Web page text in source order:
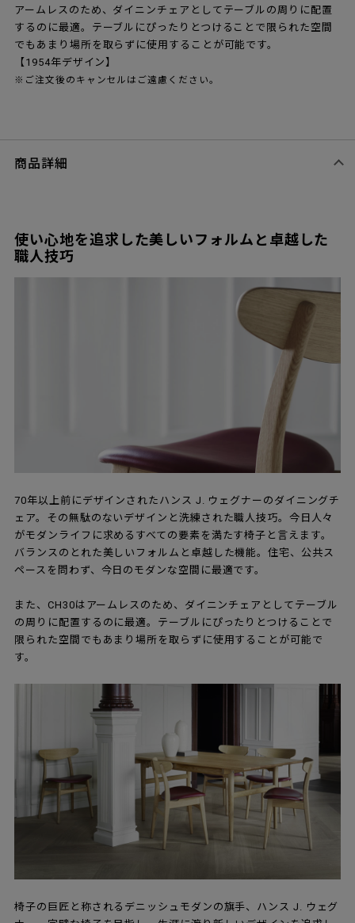
アームレスのため、ダイニンチェアとしてテーブルの周りに配置
するのに最適。テーブルにぴったりとつけることで限られた空間
でもあまり場所を取らずに使用することが可能です。
【1954年デザイン】
※ご注文後のキャンセルはご遠慮ください。
商品詳細
使い心地を追求した美しいフォルムと卓越した
職人技巧
70年以上前にデザインされたハンス J. ウェグナーのダイニングチ
ェア。その無駄のないデザインと洗練された職人技巧。今日人々
がモダンライフに求めるすべての要素を満たす椅子と言えます。
バランスのとれた美しいフォルムと卓越した機能。住宅、公共ス
ペースを問わず、今日のモダンな空間に最適です。
また、CH30はアームレスのため、ダイニンチェアとしてテーブル
の周りに配置するのに最適。テーブルにぴったりとつけることで
限られた空間でもあまり場所を取らずに使用することが可能で
す。
椅子の巨匠と称されるデニッシュモダンの旗手、ハンス J. ウェグ